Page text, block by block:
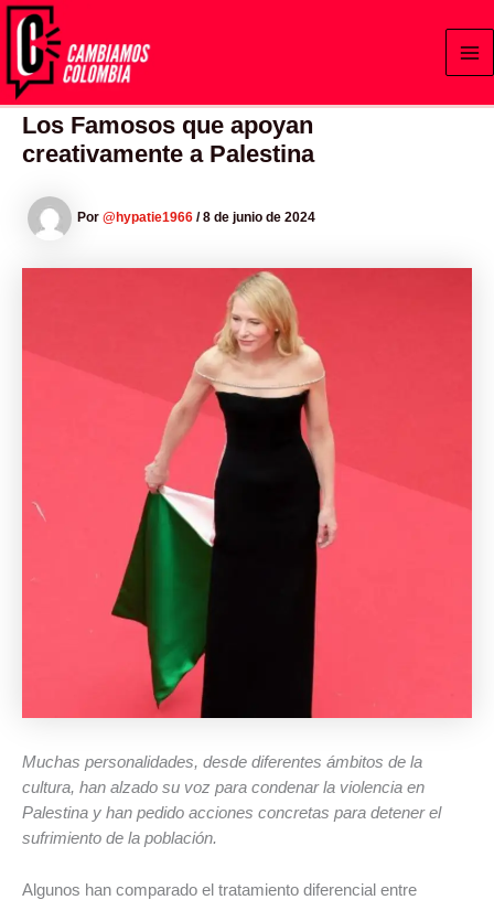
Ir
contenido
Los Famosos que apoyan
creativamente a Palestina
Por @hypatie1966 /8 de junio de 2024
Muchas personalidades, desde diferentes ámbitos de la
cultura, han alzado su voz para condenar la violencia en
Palestina y han pedido acciones concretas para detener el
sufrimiento de la población.
Algunos han comparado el tratamiento diferencial entre